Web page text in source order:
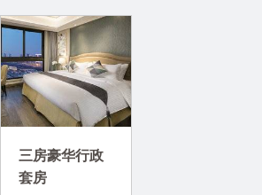
三房豪华行政
套房